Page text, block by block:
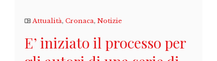
Attualità, Cronaca, Notizie
E’ iniziato il processo per